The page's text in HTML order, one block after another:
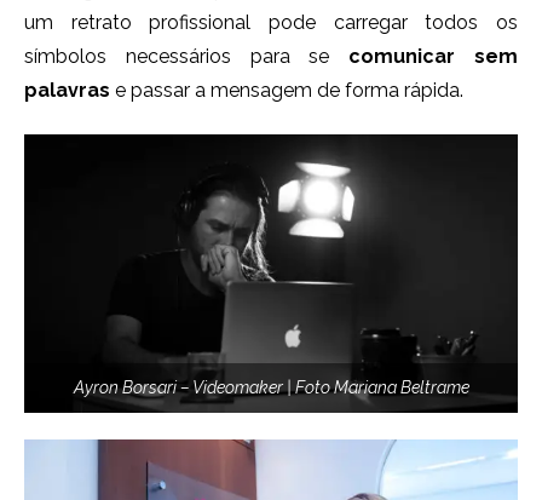
um retrato profissional pode carregar todos os
símbolos necessários para se comunicar sem
palavras e passar a mensagem de forma rápida.
Ayron Borsari – Videomaker | Foto Mariana Beltrame